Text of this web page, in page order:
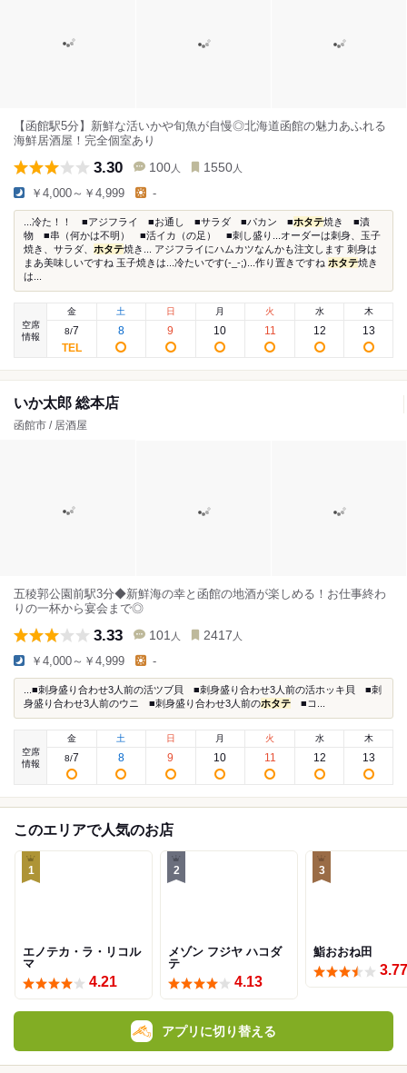
【函館駅5分】新鮮な活いかや旬魚が自慢◎北海道函館の魅力あふれる
海鮮居酒屋！完全個室あり
3.30 100 人 1550 人
￥4,000～￥4,999 -
...冷た！！ ■アジフライ ■お通し ■サラダ ■パカン ■ホタテ焼き ■漬
物 ■串（何かは不明） ■活イカ（の足） ■刺し盛り...オーダーは刺身、玉子
焼き、サラダ、 ホタテ焼き... アジフライにハムカツなんかも注文します 刺身は
まあ美味しいですね 玉子焼きは...冷たいです(-_-;)...作り置きですね ホタテ焼き
は...
空席
情報
金
8/7
土
8
日
9
月
10
火
11
水
12
木
13
いか太郎 総本店
函館市 / 居酒屋
五稜郭公園前駅3分◆新鮮海の幸と函館の地酒が楽しめる！お仕事終わ
りの一杯から宴会まで◎
3.33 101 人 2417 人
￥4,000～￥4,999 -
...■刺身盛り合わせ3人前の活ツブ貝 ■刺身盛り合わせ3人前の活ホッキ貝 ■刺
身盛り合わせ3人前のウニ ■刺身盛り合わせ3人前のホタテ ■コ...
空席
情報
金
8/7
土
8
日
9
月
10
火
11
水
12
木
13
このエリアで人気のお店
1
エノテカ・ラ・リコル
マ
4.21
2
メゾン フジヤ ハコダ
テ
4.13
3
鮨おおね田
3.77
アプリに切り替える